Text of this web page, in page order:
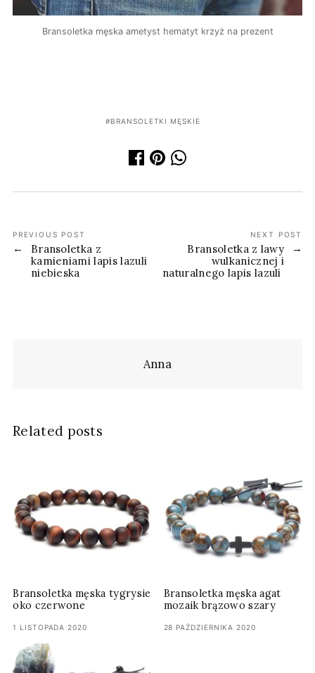
Bransoletka męska ametyst hematyt krzyż na prezent
BRANSOLETKI MĘSKIE
PREVIOUS POST
Bransoletka z
kamieniami lapis lazuli
niebieska
NEXT POST
Bransoletka z lawy
wulkanicznej i
naturalnego lapis lazuli
Anna
Related posts
Bransoletka męska tygrysie
oko czerwone
1 LISTOPADA 2020
Bransoletka męska agat
mozaik brązowo szary
28 PAŹDZIERNIKA 2020